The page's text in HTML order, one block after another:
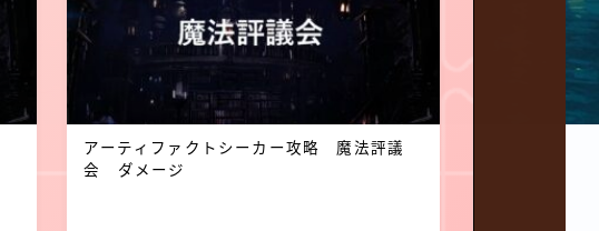
アーティファクトシーカー攻略 魔法評議
会 ダメージ